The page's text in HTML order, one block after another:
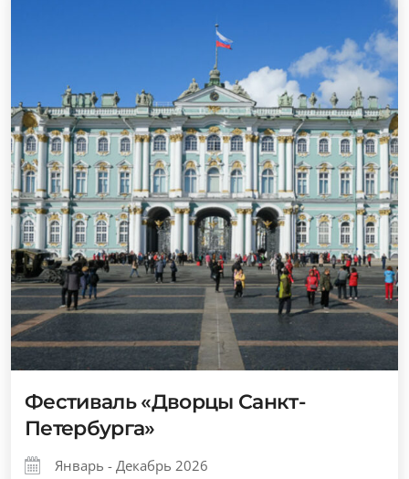
Фестиваль «Дворцы Санкт-
Петербурга»
Январь - Декабрь 2026